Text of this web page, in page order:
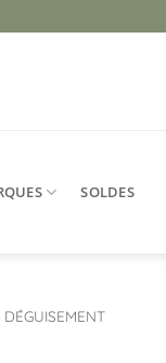
SOLDES
DÉGUISEMENT